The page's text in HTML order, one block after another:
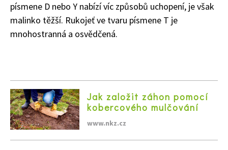
Naše krásná zahrada
písmene D nebo Y nabízí víc způsobů uchopení, je však
malinko těžší. Rukojeť ve tvaru písmene T je
mnohostranná a osvědčená.
Jak založit záhon pomocí
kobercového mulčování
www.nkz.cz